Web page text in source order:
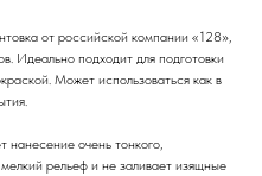
от российской компании «128»,
Идеально подходит для подготовки
Может использоваться как в
нанесение очень тонкого,
рельеф и не заливает изящные